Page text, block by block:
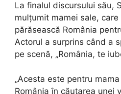
La finalul discursului său,
mulțumit mamei sale,
părăsească România
Actorul a surprins când a
pe scenă, „România, te
„Acesta este pentru
România în căutarea unei